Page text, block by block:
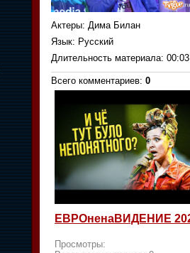
Актеры: Дима Билан
Язык: Русский
Длительность материала:
Всего комментариев: 0
ЕВРОненаВИДЕНИЕ
Просмотры: